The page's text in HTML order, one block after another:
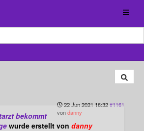
Notarzt bekommt eine
22 Jun 2021 16:32#1161
vondanny
bekommt
wurde erstellt von danny